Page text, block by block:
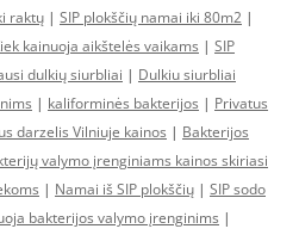
raktų | SIP plokščių namai iki 80m2 |
kainuoja aikštelės vaikams | SIP
dulkių siurbliai | Dulkiu siurbliai
| kaliforminės bakterijos | Privatus
darzelis Vilniuje kainos | Bakterijos
valymo įrenginiams kainos skiriasi
| Namai iš SIP plokščių | SIP sodo
bakterijos valymo įrenginims |